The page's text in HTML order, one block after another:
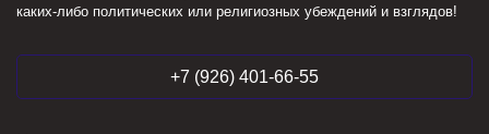
каких-либо политических или религиозных убеждений и взглядов!
+7 (926) 401-66-55